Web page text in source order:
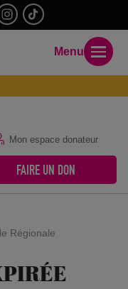
Mon espace donateur
FAIRE UN DON
Menu
Régionale